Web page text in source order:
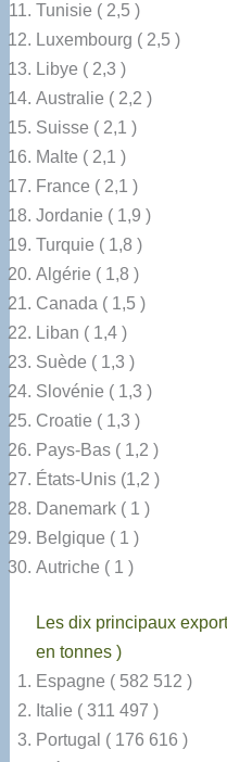
Tunisie ( 2,5 )
Luxembourg ( 2,5 )
Libye ( 2,3 )
Australie ( 2,2 )
Suisse ( 2,1 )
Malte ( 2,1 )
France ( 2,1 )
Jordanie ( 1,9 )
Turquie ( 1,8 )
Algérie ( 1,8 )
Canada ( 1,5 )
Liban ( 1,4 )
Suède ( 1,3 )
Slovénie ( 1,3 )
Croatie ( 1,3 )
Pays-Bas ( 1,2 )
États-Unis (1,2 )
Danemark ( 1 )
Belgique ( 1 )
Autriche ( 1 )
Les dix principaux
en tonnes )
Espagne ( 582 512 )
Italie ( 311 497 )
Portugal ( 176 616 )